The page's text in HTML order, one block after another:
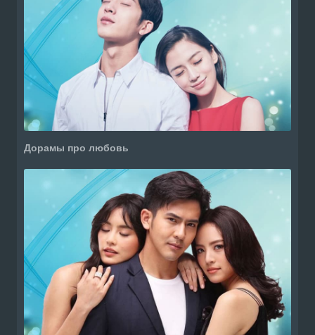
Дорамы про любовь